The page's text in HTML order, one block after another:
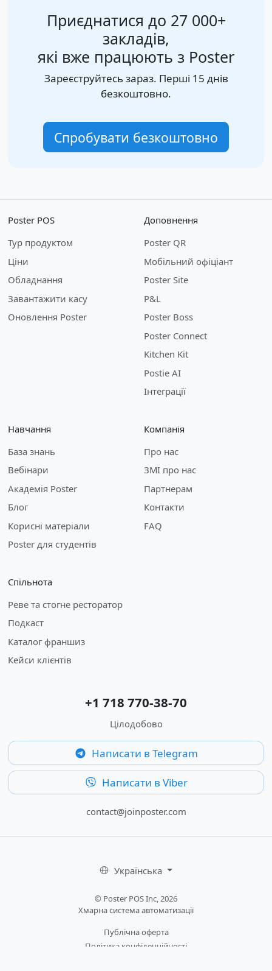
Приєднатися до 27 000+
закладів,
які вже працюють з Poster
Зареєструйтесь зараз. Перші 15 днів
безкоштовно.
Спробувати безкоштовно
Poster POS
Тур продуктом
Ціни
Обладнання
Завантажити касу
Оновлення Poster
Доповнення
Poster QR
Мобільний офіціант
Poster Site
P&L
Poster Boss
Poster Connect
Kitchen Kit
Postie AI
Інтеграції
Навчання
База знань
Вебінари
Академія Poster
Блог
Корисні матеріали
Poster для студентів
Компанія
Про нас
ЗМІ про нас
Партнерам
Контакти
FAQ
Спільнота
Реве та стогне ресторатор
Подкаст
Каталог франшиз
Кейси клієнтів
+1 718 770-38-70
Цілодобово
Написати в Telegram
Написати в Viber
contact@joinposter.com
Українська
© Poster POS Inc, 2026
Хмарна система автоматизації
Публічна оферта
Політика конфіденційності